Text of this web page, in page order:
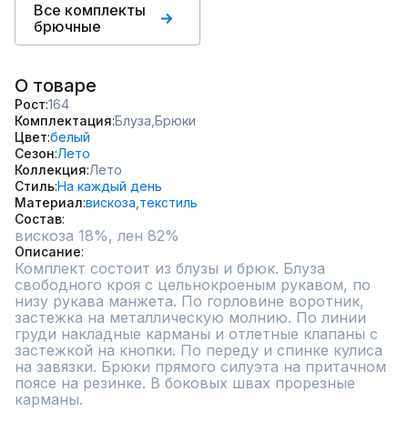
Все комплекты
брючные
О товаре
Рост 164
Комплектация Блуза, Брюки
Цвет белый
Сезон Лето
Коллекция Лето
СтильНа каждый день
Материал вискоза, текстиль
Состав
вискоза 18%, лен 82%
Описание
Комплект состоит из блузы и брюк. Блуза
свободного кроя с цельнокроеным рукавом, по
низу рукава манжета. По горловине воротник,
застежка на металлическую молнию. По линии
груди накладные карманы и отлетные клапаны с
застежкой на кнопки. По переду и спинке кулиса
на завязки. Брюки прямого силуэта на притачном
поясе на резинке. В боковых швах прорезные
карманы.